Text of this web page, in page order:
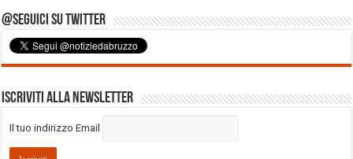
@Seguici su Twitter
Iscriviti alla Newsletter
Il tuo indirizzo Email